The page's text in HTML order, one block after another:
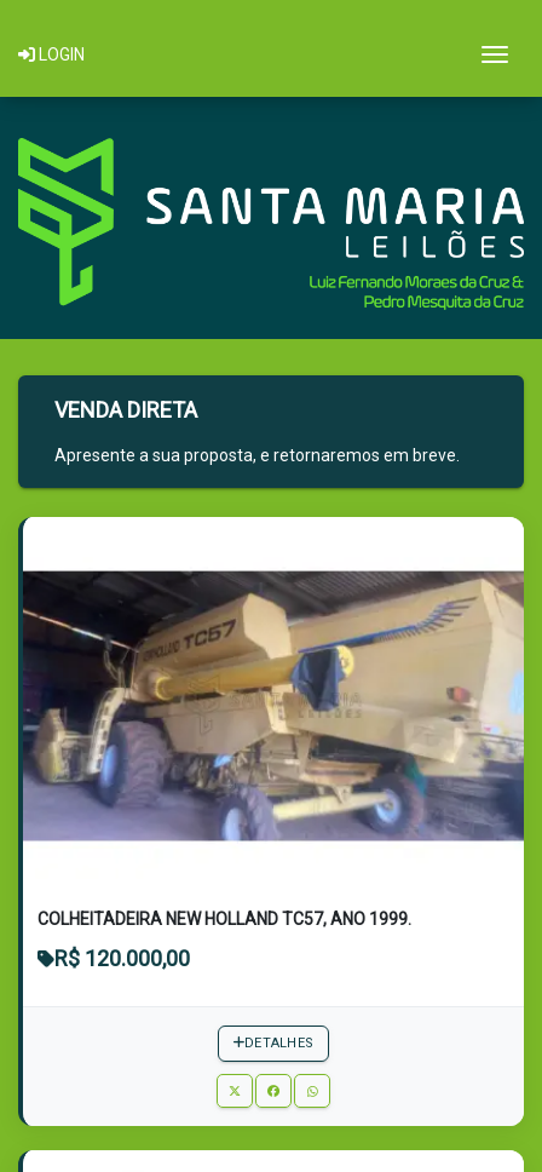
LOGIN
VENDA DIRETA
Apresente a sua proposta, e retornaremos em breve.
COLHEITADEIRA NEW HOLLAND TC57, ANO 1999.
R$ 120.000,00
DETALHES